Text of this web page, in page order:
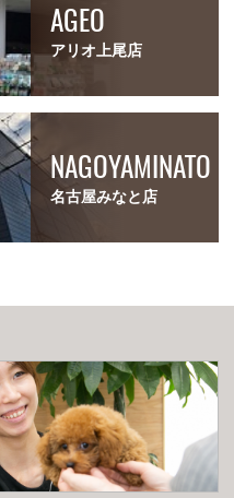
AGEO
アリオ上尾店
NAGOYAMINATO
名古屋みなと店